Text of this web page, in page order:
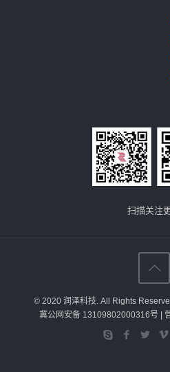
扫描关注
© 2020 润泽科技. All Rights
冀公网安备 13109802000316号|